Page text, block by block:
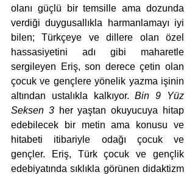
olanı güçlü bir temsille ama dozunda
verdiği duygusallıkla harmanlamayı iyi
bilen; Türkçeye ve dillere olan özel
hassasiyetini adı gibi maharetle
sergileyen Eriş, son derece çetin olan
çocuk ve gençlere yönelik yazma işinin
altından ustalıkla kalkıyor. Bin 9 Yüz
Seksen 3 her yaştan okuyucuya hitap
edebilecek bir metin ama konusu ve
hitabeti itibariyle odağı çocuk ve
gençler. Eriş, Türk çocuk ve gençlik
edebiyatında sıklıkla görünen didaktizm